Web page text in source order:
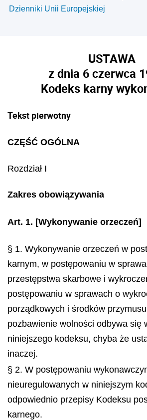
Dzienniki Unii Europejskiej
USTAWA
z dnia 6 czerwca
Kodeks karny
Tekst pierwotny
CZĘŚĆ OGÓLNA
Rozdział I
Zakres obowiązywania
Art. 1. [Wykonywanie orzeczeń]
§ 1. Wykonywanie orzeczeń w
karnym, w postępowaniu w
przestępstwa skarbowe i
postępowaniu w sprawach o
porządkowych i środków
pozbawienie wolności odbywa się
niniejszego kodeksu, chyba że
inaczej.
§ 2. W postępowaniu
nieuregulowanych w niniejszym
odpowiednio przepisy Kodeksu
karnego.